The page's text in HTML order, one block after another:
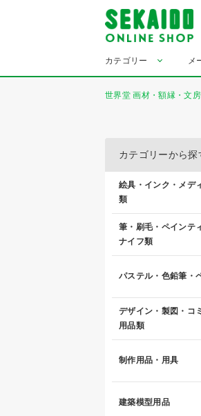
カテゴリー メ
世界堂 画材・額縁・文
カテゴリーから探
絵具・インク・メデ
類
筆・刷毛・ペインテ
ナイフ類
パステル・色鉛筆・
デザイン・製図・コ
用品類
制作用品・用具
建築模型用品